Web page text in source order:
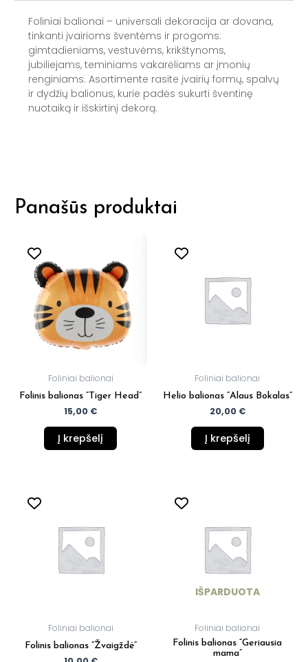
Foliniai balionai – universali dekoracija ar dovana,
tinkanti įvairioms šventėms ir progoms:
gimtadieniams, vestuvėms, krikštynoms,
jubiliejams, teminiams vakarėliams ar įmonių
renginiams. Asortimente rasite įvairių formų, spalvų
ir dydžių balionus, kurie padės sukurti šventinę
nuotaiką ir išskirtinį dekorą.
Panašūs produktai
Foliniai balionai
Folinis balionas “Tiger Head”
15,00 €
Į krepšelį
Foliniai balionai
Helio balionas “Alaus Bokalas”
20,00 €
Į krepšelį
Foliniai balionai
Folinis balionas “Žvaigždė”
IŠPARDUOTA
Foliniai balionai
Folinis balionas “Geriausia
mama”